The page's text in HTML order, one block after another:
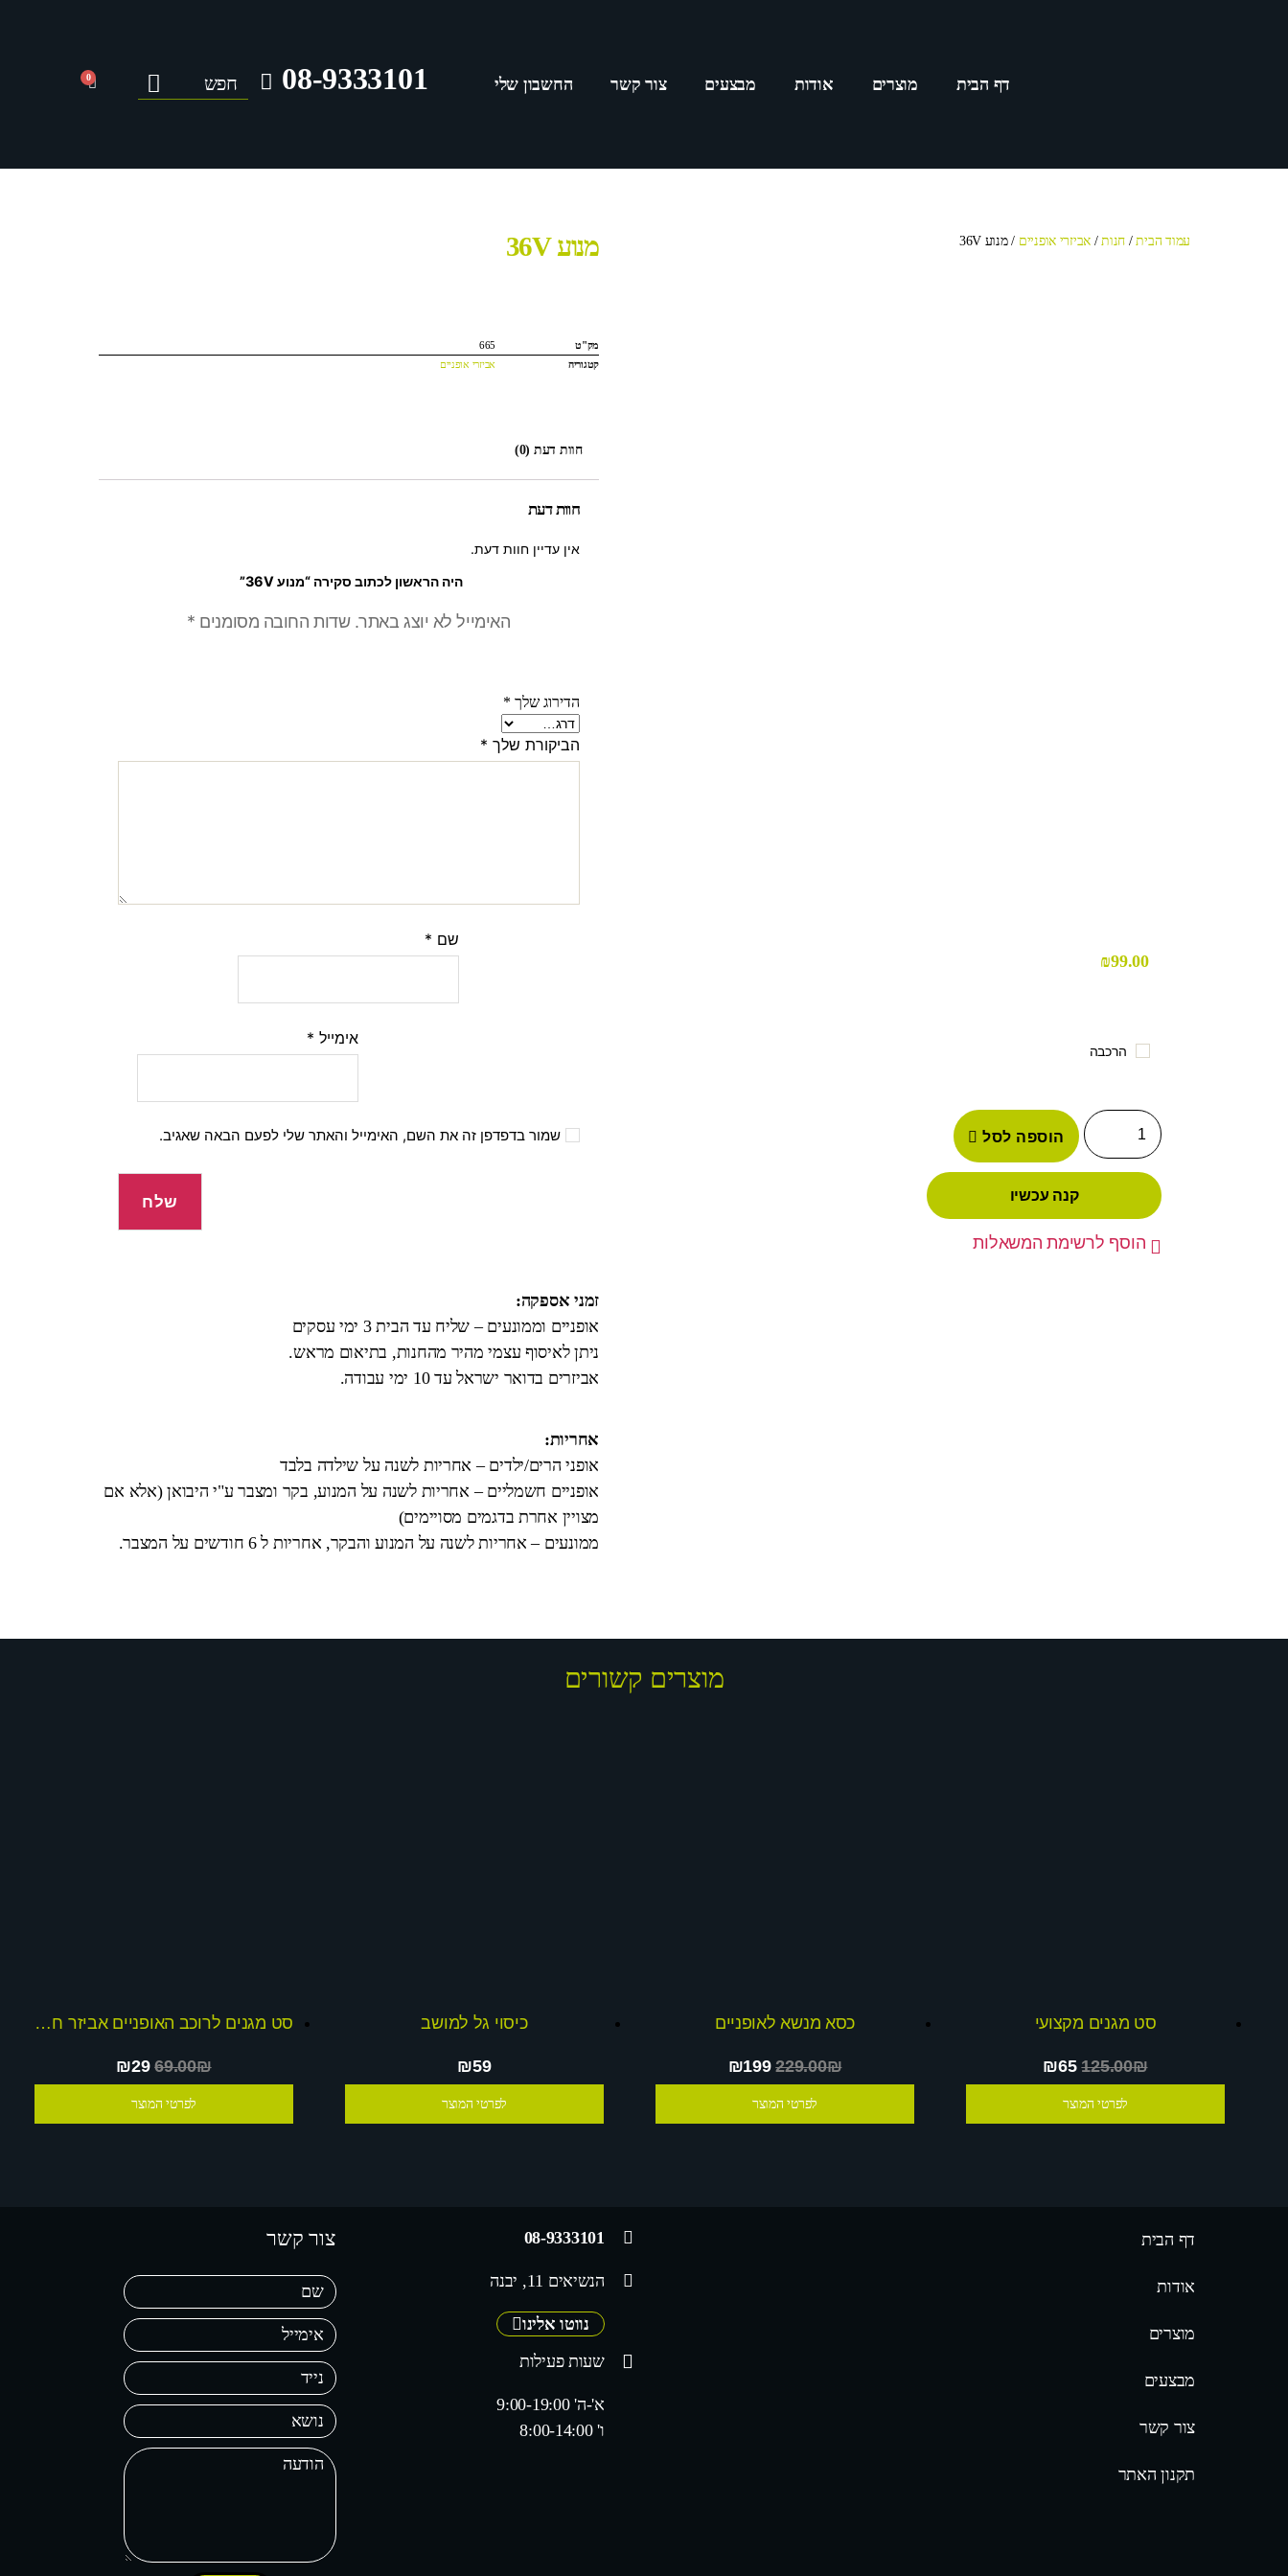
דף הבית מוצרים אודות מבצעים צור קשר החשבון שלי 08-9333101
0
עמוד הבית/ חנות/ אביזרי אופניים / מנוע 36V
₪99.00
הרכבה
הוספה לסל
קנה עכשיו
הוסף לרשימת המשאלות
מנוע 36V
מק"ט
665
קטגוריה
אביזרי אופניים
חוות דעת (0)
חוות דעת
אין עדיין חוות דעת.
היה הראשון לכתוב סקירה “מנוע 36V”
האימייל לא יוצג באתר. שדות החובה מסומנים *
הדירוג שלך *
הביקורת שלך *
שם *
אימייל *
שמור בדפדפן זה את השם, האימייל והאתר שלי לפעם הבאה שאגיב.
זמני אספקה:
אופניים וממונעים – שליח עד הבית 3 ימי עסקים
ניתן לאיסוף עצמי מהיר מהחנות, בתיאום מראש.
אביזרים בדואר ישראל עד 10 ימי עבודה.
אחריות:
אופני הרים/ילדים – אחריות לשנה על שילדה בלבד
אופניים חשמליים – אחריות לשנה על המנוע, בקר ומצבר ע"י היבואן (אלא אם
מצויין אחרת בדגמים מסויימים)
ממונעים – אחריות לשנה על המנוע והבקר, אחריות ל 6 חודשים על המצבר.
מוצרים קשורים
סט מגנים מקצועי
₪65125.00₪
לפרטי המוצר
כסא מנשא לאופניים
₪199229.00₪
לפרטי המוצר
כיסוי גל למושב
₪59
לפרטי המוצר
סט מגנים לרוכב האופניים אביזר חובה
₪2969.00₪
לפרטי המוצר
דף הבית
אודות
מוצרים
מבצעים
צור קשר
תקנון האתר
08-9333101
הנשיאים 11, יבנה
נווטו אלינו
שעות פעילות
א'-ה' 9:00-19:00
ו' 8:00-14:00
צור קשר